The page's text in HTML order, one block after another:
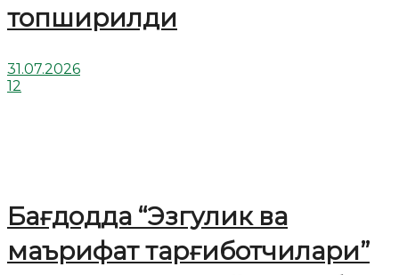
топширилди
31.07.2026
12
Бағдодда “Эзгулик ва
маърифат тарғиботчилари”